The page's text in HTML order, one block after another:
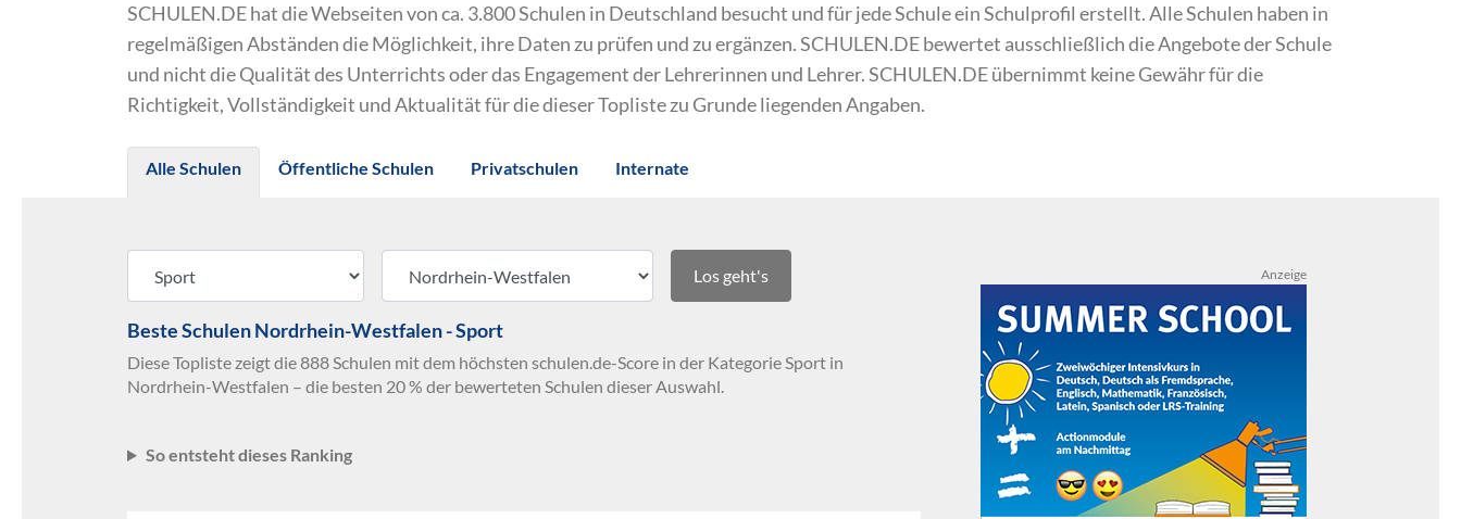
SCHULEN.DE hat die Webseiten von ca. 3.800 Schulen in Deutschland besucht und für jede Schule ein Schulprofil erstellt. Alle Schulen haben in
regelmäßigen Abständen die Möglichkeit, ihre Daten zu prüfen und zu ergänzen. SCHULEN.DE bewertet ausschließlich die Angebote der Schule
und nicht die Qualität des Unterrichts oder das Engagement der Lehrerinnen und Lehrer. SCHULEN.DE übernimmt keine Gewähr für die
Richtigkeit, Vollständigkeit und Aktualität für die dieser Topliste zu Grunde liegenden Angaben.
Alle Schulen Öffentliche Schulen Privatschulen Internate
Los geht's
Beste Schulen Nordrhein-Westfalen - Sport
Diese Topliste zeigt die 888 Schulen mit dem höchsten schulen.de-Score in der Kategorie Sport in
Nordrhein-Westfalen – die besten 20 % der bewerteten Schulen dieser Auswahl.
So entsteht dieses Ranking
Anzeige